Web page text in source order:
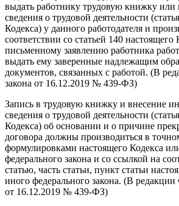
выдать работнику трудовую книжку или
сведения о трудовой деятельности
Кодекса) у данного работодателя и
соответствии со статьей 140
письменному заявлению работника
выдать ему заверенные надлежащим
документов, связанных с работой. (В
закона от 16.12.2019 № 439-ФЗ)
Запись в трудовую книжку и внесение
сведения о трудовой деятельности
Кодекса) об основании и о причине
договора должны производиться в
формулировками настоящего Кодекса
федерального закона и со ссылкой на
статью, часть статьи, пункт статьи
иного федерального закона. (В редакции
от 16.12.2019 № 439-ФЗ)